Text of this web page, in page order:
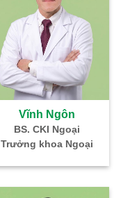
Vĩnh Ngôn
BS. CKI Ngoại
Trưởng khoa Ngoại